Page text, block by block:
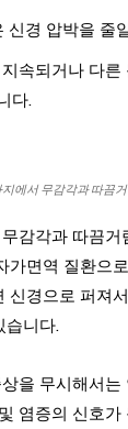
신경 압박을 줄
속되거나 다른
다.
에서 무감각과 따끔
감각과 따끔거
가면역 질환으
신경으로 퍼져
습니다.
을 무시해서는
염증의 신호가